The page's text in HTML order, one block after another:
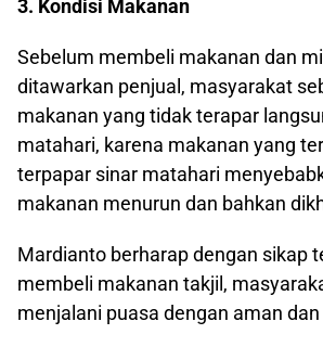
3. Kondisi Makanan
Sebelum membeli makanan dan
ditawarkan penjual, masyarakat
makanan yang tidak terapar
matahari, karena makanan yang
terpapar sinar matahari
makanan menurun dan bahkan
Mardianto berharap dengan sikap
membeli makanan takjil,
menjalani puasa dengan aman